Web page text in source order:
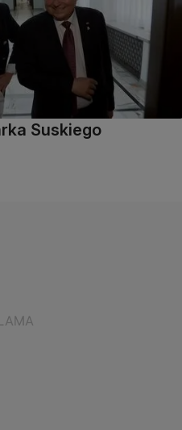
Suskiego